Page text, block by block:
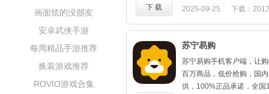
画面炫的没朋友
安卓武侠手游
每周精品手游推荐
换装游戏推荐
ROVIO游戏合集
-正品行货：正品行货，全
配；售后快：客服响应速
-京东秒送：好物立享，最
用户是指未在京东平台下
期有效，参与路径为APP
2025-09-25 下载：201
116.58M
下 载
苏宁易购
苏宁易购手机客户端，让
百万商品，低价抢购，国
供，100%正品承诺，全国